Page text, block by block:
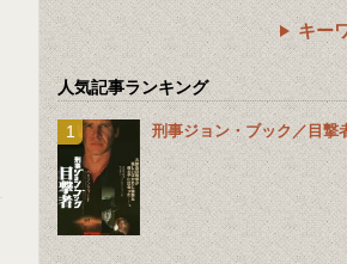
キー
人気記事ランキング
刑事ジョン・ブック／目撃